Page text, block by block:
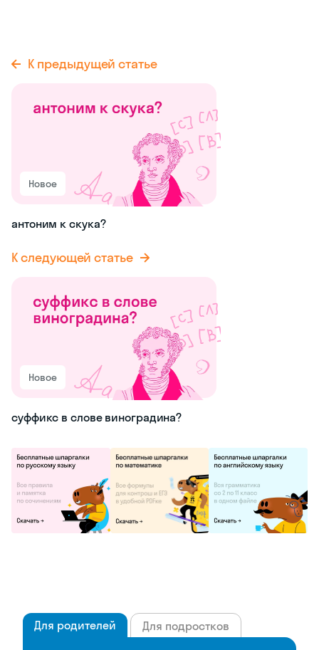
К предыдущей статье
Новое
антоним к скука?
К следующей статье
Новое
суффикс в слове виноградина?
Для родителей Для подростков